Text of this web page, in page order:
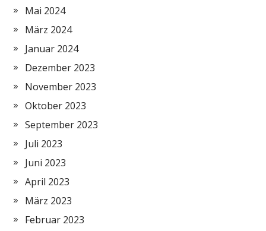
Mai 2024
März 2024
Januar 2024
Dezember 2023
November 2023
Oktober 2023
September 2023
Juli 2023
Juni 2023
April 2023
März 2023
Februar 2023